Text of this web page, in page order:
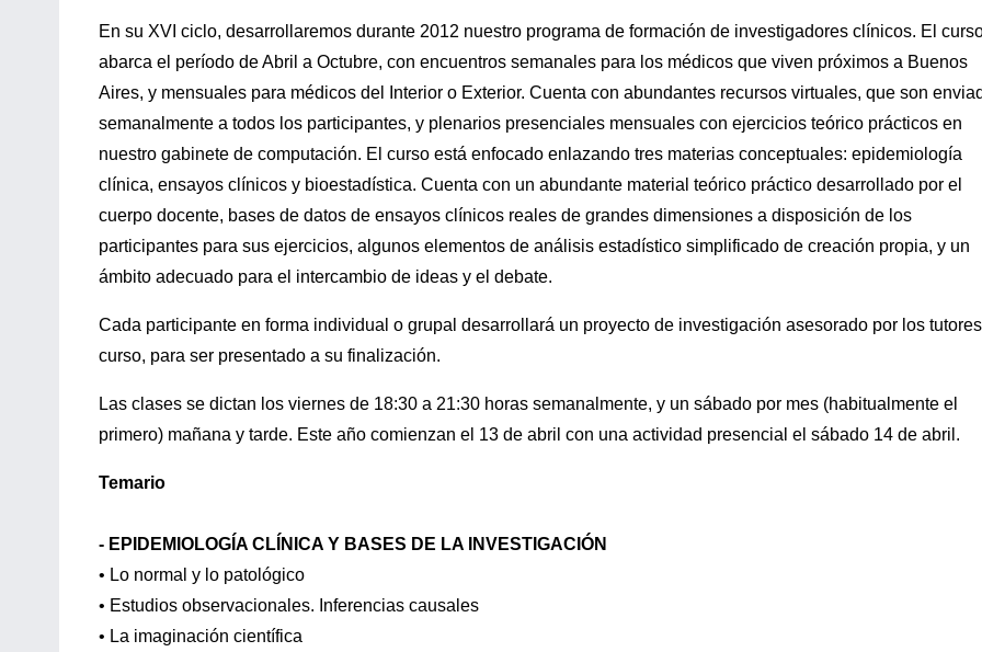
En su XVI ciclo, desarrollaremos durante 2012 nuestro programa de formación de investigadores clínicos. El
abarca el período de Abril a Octubre, con encuentros semanales para los médicos que viven próximos a Buenos
Aires, y mensuales para médicos del Interior o Exterior. Cuenta con abundantes recursos virtuales, que son
semanalmente a todos los participantes, y plenarios presenciales mensuales con ejercicios teórico prácticos en
nuestro gabinete de computación. El curso está enfocado enlazando tres materias conceptuales: epidemiología
clínica, ensayos clínicos y bioestadística. Cuenta con un abundante material teórico práctico desarrollado por el
cuerpo docente, bases de datos de ensayos clínicos reales de grandes dimensiones a disposición de los
participantes para sus ejercicios, algunos elementos de análisis estadístico simplificado de creación propia, y un
ámbito adecuado para el intercambio de ideas y el debate.
Cada participante en forma individual o grupal desarrollará un proyecto de investigación asesorado por los tutores
curso, para ser presentado a su finalización.
Las clases se dictan los viernes de 18:30 a 21:30 horas semanalmente, y un sábado por mes (habitualmente el
primero) mañana y tarde. Este año comienzan el 13 de abril con una actividad presencial el sábado 14 de abril.
Temario
- EPIDEMIOLOGÍA CLÍNICA Y BASES DE LA INVESTIGACIÓN
• Lo normal y lo patológico
• Estudios observacionales. Inferencias causales
• La imaginación científica